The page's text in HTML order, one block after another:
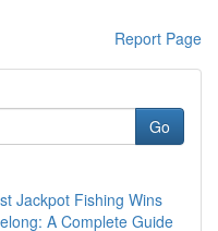
Report Page
Go
Jackpot Fishing Wins
A Complete Guide